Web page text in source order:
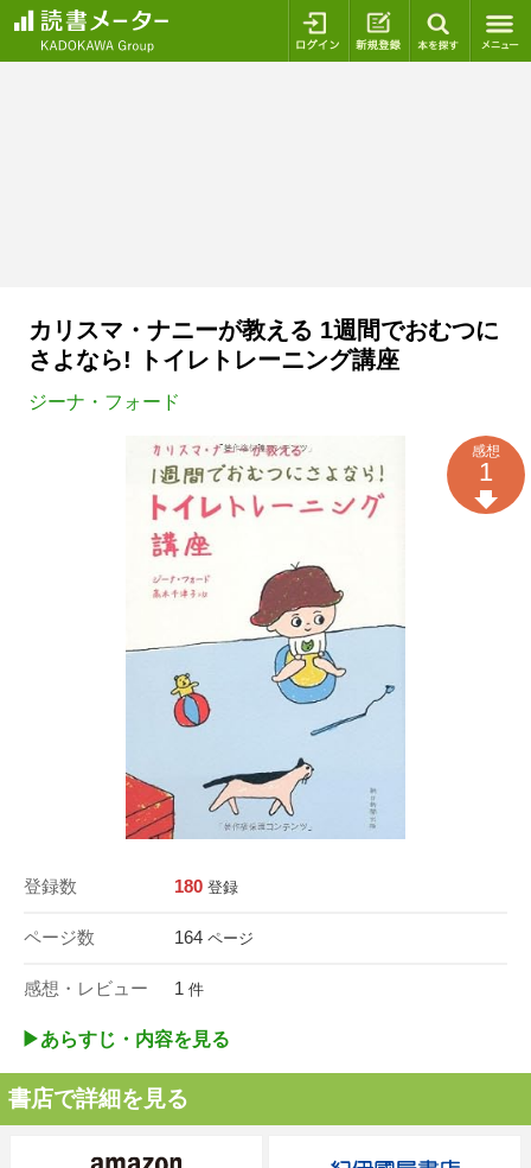
ログイン 新規登録
カリスマ・ナニーが教える 1週間でおむつに
さよなら! トイレトレーニング講座
ジーナ・フォード
登録数 180 登録
ページ数 164 ページ
感想・レビュー 1 件
感想
1
▶︎あらすじ・内容を見る
書店で詳細を見る